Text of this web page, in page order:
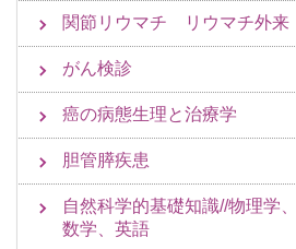
関節リウマチ リウマチ外来
がん検診
癌の病態生理と治療学
胆管膵疾患
自然科学的基礎知識//物理学
数学、英語